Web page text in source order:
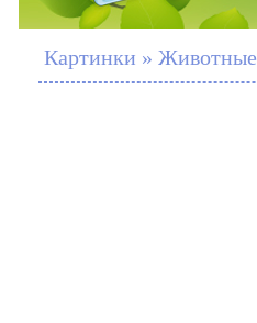
Картинки » Животные